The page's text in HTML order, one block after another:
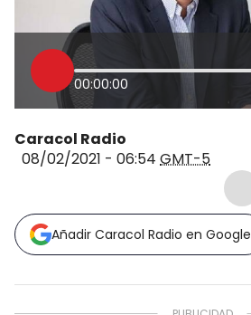
00:00:00
Caracol Radio
08/02/2021 - 06:54 GMT-5
Añadir Caracol Radio en Google